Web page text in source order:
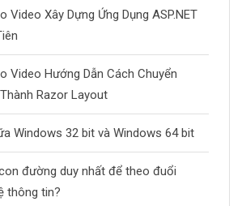
Video Xây Dựng Ứng Dụng ASP.NET
Video Hướng Dẫn Cách Chuyển
Razor Layout
Windows 32 bit và Windows 64 bit
đường duy nhất để theo đuổi
thông tin?